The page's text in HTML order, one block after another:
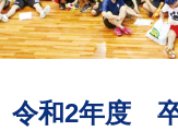
令和2年度